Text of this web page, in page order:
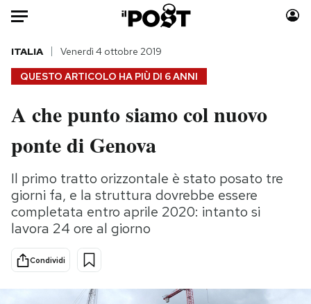
Auto
HOME
Italia
Politica
Tecnologia
Internet
Scienza
Cultura
Economia
Moda
Storie/Idee
Ok Boomer!
Media
QUESTO ARTICOLO HA PIÙ DI 6 ANNI
ITALIA Venerdì 4 ottobre 2019
A che punto siamo col nuovo
ponte di Genova
Il primo tratto orizzontale è stato posato tre
giorni fa, e la struttura dovrebbe essere
completata entro aprile 2020: intanto si
lavora 24 ore al giorno
Condividi